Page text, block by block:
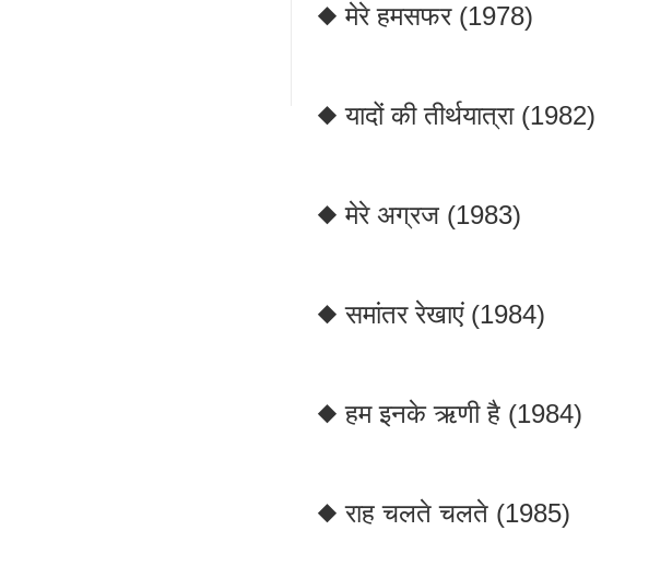
◆ मेरे हमसफर (1978)
◆ यादों की तीर्थयात्रा (1982)
◆ मेरे अग्रज (1983)
◆ समांतर रेखाएं (1984)
◆ हम इनके ऋणी है (1984)
◆ राह चलते चलते (1985)